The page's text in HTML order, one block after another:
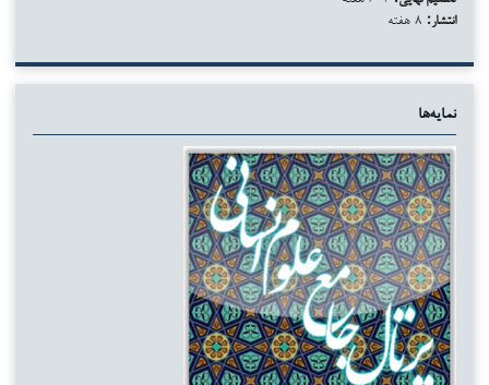
انتشار:
نمایه‌ها